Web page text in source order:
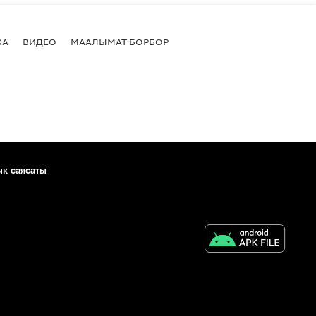
ВИДЕО МААЛЫМАТ БОРБОР
саясаты